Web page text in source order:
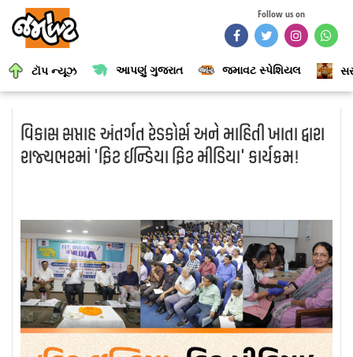
Follow us on
ટૉપ ન્યૂઝ આપણું ગુજરાત જમાવટ સ્પેશિયલ
વિકાસ સપ્તાહ અંતર્ગત રેડકોર્સ અને માહિતી ખાતા દ્વારા
રાજ્યભરમાં 'ફિટ ઈન્ડિયા ફિટ મીડિયા' કાર્યક્રમ!